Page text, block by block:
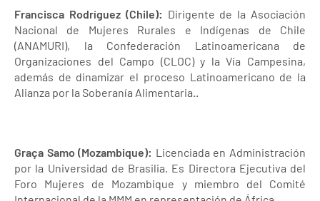
Francisca Rodríguez (Chile): Dirigente de la Asociación
Nacional de Mujeres Rurales e Indígenas de Chile
(ANAMURI), la Confederación Latinoamericana de
Organizaciones del Campo (CLOC) y la Vía Campesina,
además de dinamizar el proceso Latinoamericano de la
Alianza por la Soberanía Alimentaria..
Graça Samo (Mozambique): Licenciada en Administración
por la Universidad de Brasilia. Es Directora Ejecutiva del
Foro Mujeres de Mozambique y miembro del Comité